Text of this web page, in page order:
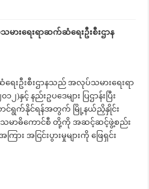
ားရေးရာဆက်ဆံရေးဦးစီးဌာန
းဦးစီးဌာနသည် အလုပ်သမားရေးရာ
၂)နှင့် နည်းဥပဒေများ ပြဌာန်းပြီး
င်ရွက်နိုင်ရန်အတွက် မြို့နယ်ညှိနှိုင်း
ခုံသမာဓိကောင်စီ တို့ကို အဆင့်ဆင့်ဖွဲ့စည်း
း အငြင်းပွားမှုများကို ဖြေရှင်း